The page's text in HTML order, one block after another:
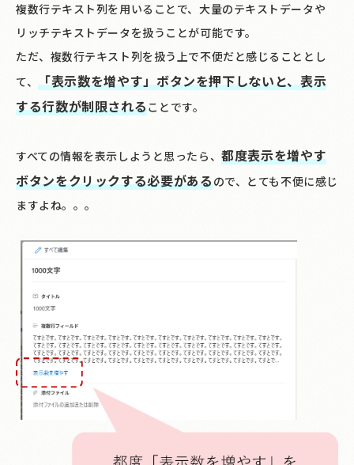
複数行テキスト列を用いることで、大量のテキストデータや
リッチテキストデータを扱うことが可能です。
ただ、複数行テキスト列を扱う上で不便だと感じることとし
て、「表示数を増やす」ボタンを押下しないと、表示
する行数が制限されることです。
すべての情報を表示しようと思ったら、都度表示を増やす
ボタンをクリックする必要があるので、とても不便に感じ
ますよね。。。